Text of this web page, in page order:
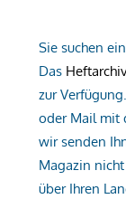
Sie suchen
Das
zur
oder Mail mit
wir senden
Magazin
über Ihren